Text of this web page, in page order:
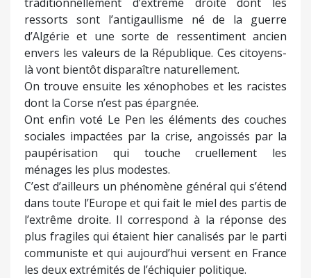
ressorts sont l’antigaullisme né de la guerre
d’Algérie et une sorte de ressentiment ancien
envers les valeurs de la République. Ces citoyens-
là vont bientôt disparaître naturellement.
On trouve ensuite les xénophobes et les racistes
dont la Corse n’est pas épargnée.
Ont enfin voté Le Pen les éléments des couches
sociales impactées par la crise, angoissés par la
paupérisation qui touche cruellement les
ménages les plus modestes.
C’est d’ailleurs un phénomène général qui s’étend
dans toute l’Europe et qui fait le miel des partis de
l’extrême droite. Il correspond à la réponse des
plus fragiles qui étaient hier canalisés par le parti
communiste et qui aujourd’hui versent en France
les deux extrémités de l’échiquier politique.